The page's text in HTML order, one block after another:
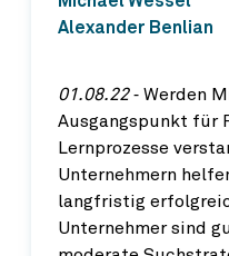
Alexander Benlian
01.08.22‐ Werden
Ausgangspunkt für
Lernprozesse
Unternehmern
langfristig
Unternehmer sind